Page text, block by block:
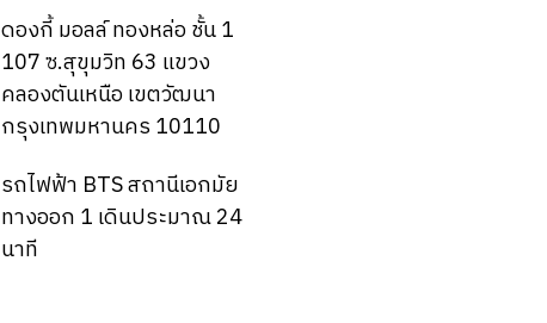
ดองกี้ มอลล์ ทองหล่อ ชั้น 1
107 ซ.สุขุมวิท 63 แขวง
คลองตันเหนือ เขตวัฒนา
กรุงเทพมหานคร 10110
รถไฟฟ้า BTS สถานีเอกมัย
ทางออก 1 เดินประมาณ 24
นาที